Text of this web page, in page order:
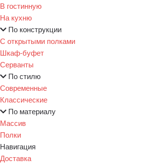
В гостинную
На кухню
По конструкции
С открытыми полками
Шкаф-буфет
Серванты
По стилю
Современные
Классические
По материалу
Массив
Полки
Навигация
Доставка